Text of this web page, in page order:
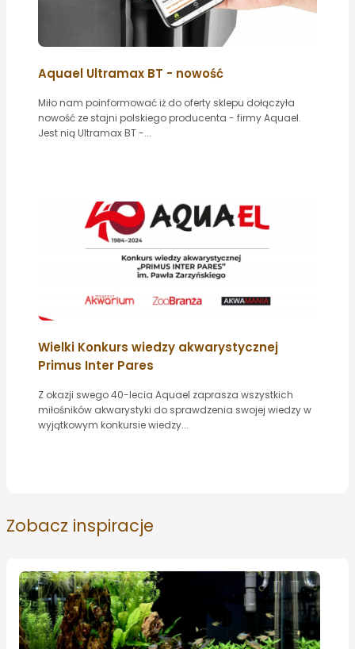
Aquael Ultramax BT - nowość
Miło nam poinformować iż do oferty sklepu dołączyła
nowość ze stajni polskiego producenta - firmy Aquael.
Jest nią Ultramax BT -...
Wielki Konkurs wiedzy akwarystycznej
Primus Inter Pares
Z okazji swego 40-lecia Aquael zaprasza wszystkich
miłośników akwarystyki do sprawdzenia swojej wiedzy w
wyjątkowym konkursie wiedzy...
Zobacz inspiracje